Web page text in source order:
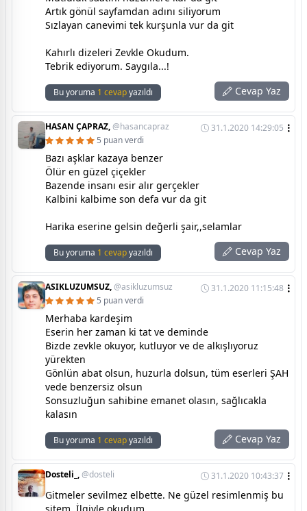
Artık gönül sayfamdan adını siliyorum
Sızlayan canevimi tek kurşunla vur da git
Kahırlı dizeleri Zevkle Okudum.
Tebrik ediyorum. Saygıla...!
Bu yoruma 1 cevapyazıldı Cevap Yaz
HASAN ÇAPRAZ,@hasancapraz
31.1.2020 14:29:05
5 puan verdi
Bazı aşklar kazaya benzer
Ölür en güzel çiçekler
Bazende insanı esir alır gerçekler
Kalbini kalbime son defa vur da git
Harika eserine gelsin değerli şair,,selamlar
Bu yoruma 1 cevapyazıldı Cevap Yaz
ASIKLUZUMSUZ,@asikluzumsuz
31.1.2020 11:15:48
5 puan verdi
Merhaba kardeşim
Eserin her zaman ki tat ve deminde
Bizde zevkle okuyor, kutluyor ve de alkışlıyoruz
yürekten
Gönlün abat olsun, huzurla dolsun, tüm eserleri ŞAH
vede benzersiz olsun
Sonsuzluğun sahibine emanet olasın, sağlıcakla
kalasın
Bu yoruma 1 cevapyazıldı Cevap Yaz
Dosteli_,@dosteli 31.1.2020 10:43:37
Gitmeler sevilmez elbette. Ne güzel resimlenmiş bu